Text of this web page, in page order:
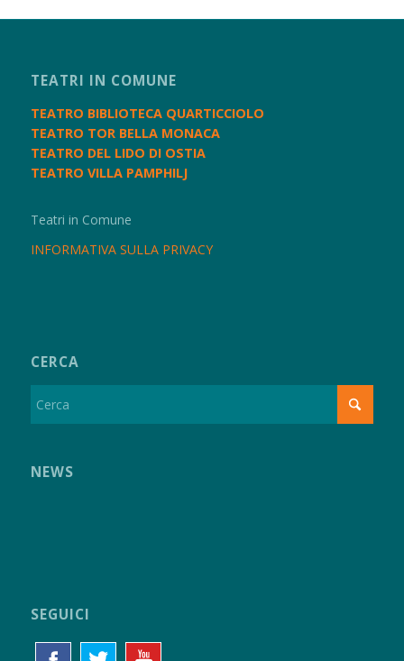
TEATRI IN COMUNE
TEATRO BIBLIOTECA QUARTICCIOLO
TEATRO TOR BELLA MONACA
TEATRO DEL LIDO DI OSTIA
TEATRO VILLA PAMPHILJ
Teatri in Comune
INFORMATIVA SULLA PRIVACY
CERCA
NEWS
SEGUICI